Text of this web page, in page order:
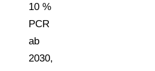
10 %
PCR
ab
2030,